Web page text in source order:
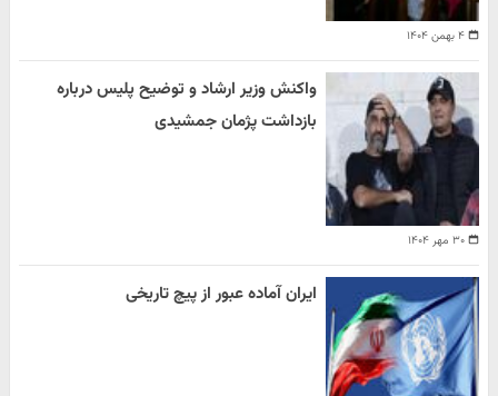
۴ بهمن ۱۴۰۴
۳۰ مهر ۱۴۰۴
واکنش وزیر ارشاد و توضیح پلیس درباره
بازداشت پژمان جمشیدی
ایران آماده عبور از پیچ تاریخی